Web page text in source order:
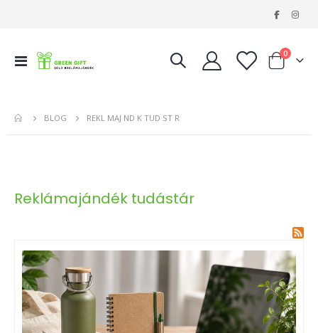
Navigáció
Kosár
0tételeket
BLOG REKL MAJ ND K TUD ST R
Reklámajándék tudástár